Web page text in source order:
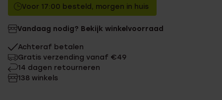
Voor 17:00 besteld, morgen in huis
Vandaag nodig? Bekijk winkelvoorraad
Achteraf betalen
Gratis verzending vanaf €49
14 dagen retourneren
138 winkels